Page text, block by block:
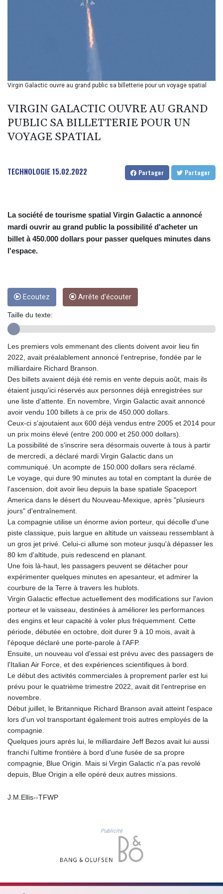
BWP 13.521485
BZD 2.010681
CAD 1.401065
CLF 0.023195
CLP 915.879602
COP 3160.11
CRC 454.762008
CUC 1
ERN 15
ETB 161.364703
EUR 0.867801
FKP 0.742819
GBP 0.743265
GEL 2.61504
GHS 11.735003
GIP 0.742819
GMD 73.999812
GNF
8779.999627
GTQ 7.628337
GYD 209.158083
HKD 7.84445
HRK 6.538601
HTG 130.718954
HUF 317.007503
ILS 3.007702
IMP 0.742819
IQD 1310.5
IRR
1374849.999511
ISK 123.600857
JMD 158.474679
JOD 0.708969
JPY 158.44399
KES 129.380069
KHR
4053.506089
KRW
1423.301128
KWD 0.30967
KYD 0.833171
LVL 0.60489
Virgin Galactic ouvre au grand public sa billetterie pour un voyage spatial
VIRGIN GALACTIC OUVRE AU GRAND
PUBLIC SA BILLETTERIE POUR UN
VOYAGE SPATIAL
TECHNOLOGIE15.02.2022 Partager Partager
La société de tourisme spatial Virgin Galactic a annoncé
mardi ouvrir au grand public la possibilité d'acheter un
billet à 450.000 dollars pour passer quelques minutes dans
l'espace.
Ecoutez Arrête d'écouter
Taille du texte:
Les premiers vols emmenant des clients doivent avoir lieu fin
2022, avait préalablement annoncé l'entreprise, fondée par le
milliardaire Richard Branson.
Des billets avaient déjà été remis en vente depuis août, mais ils
étaient jusqu'ici réservés aux personnes déjà enregistrées sur
une liste d'attente. En novembre, Virgin Galactic avait annoncé
avoir vendu 100 billets à ce prix de 450.000 dollars.
Ceux-ci s'ajoutaient aux 600 déjà vendus entre 2005 et 2014 pour
un prix moins élevé (entre 200.000 et 250.000 dollars).
La possibilité de s'inscrire sera désormais ouverte à tous à partir
de mercredi, a déclaré mardi Virgin Galactic dans un
communiqué. Un acompte de 150.000 dollars sera réclamé.
Le voyage, qui dure 90 minutes au total en comptant la durée de
l'ascension, doit avoir lieu depuis la base spatiale Spaceport
America dans le désert du Nouveau-Mexique, après "plusieurs
jours" d'entraînement.
La compagnie utilise un énorme avion porteur, qui décolle d'une
piste classique, puis largue en altitude un vaisseau ressemblant à
un gros jet privé. Celui-ci allume son moteur jusqu'à dépasser les
80 km d'altitude, puis redescend en planant.
Une fois là-haut, les passagers peuvent se détacher pour
expérimenter quelques minutes en apesanteur, et admirer la
courbure de la Terre à travers les hublots.
Virgin Galactic effectue actuellement des modifications sur l'avion
porteur et le vaisseau, destinées à améliorer les performances
des engins et leur capacité à voler plus fréquemment. Cette
période, débutée en octobre, doit durer 9 à 10 mois, avait à
l'époque déclaré une porte-parole à l'AFP.
Ensuite, un nouveau vol d'essai est prévu avec des passagers de
l'Italian Air Force, et des expériences scientifiques à bord.
Le début des activités commerciales à proprement parler est lui
prévu pour le quatrième trimestre 2022, avait dit l'entreprise en
novembre.
Début juillet, le Britannique Richard Branson avait atteint l'espace
lors d'un vol transportant également trois autres employés de la
compagnie.
Quelques jours après lui, le milliardaire Jeff Bezos avait lui aussi
franchi l'ultime frontière à bord d'une fusée de sa propre
compagnie, Blue Origin. Mais si Virgin Galactic n'a pas revolé
depuis, Blue Origin a elle opéré deux autres missions.
J.M.Ellis--TFWP
Publicité